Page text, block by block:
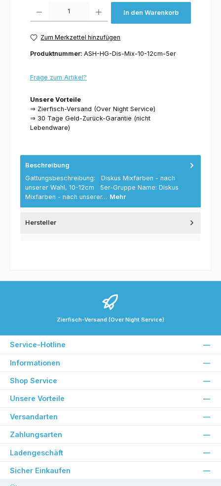
In den Warenkorb
Zum Merkzettel hinzufügen
Produktnummer: ASH-HG-Dis-Mix-10-12cm-5er
Frage zum Artikel?
Unsere Vorteile
⇒ Zierfisch-Versand (Over Night Service)
⇒ 30 Tage Geld-Zurück-Garantie (nicht
Lebendware)
Beschreibung
Gattungsbeschreibung: Diskus Mixfarben - nach
unserer Wahl, 10-12cm 5er-Gruppe Name: Diskus
Mixfarben - nach unserer… Mehr
Hersteller
Zierfisch-Versand (Over Night Service)
Service-Hotline
Informationen
Shop Service
Unsere Vorteile
Versandarten
Zahlungsarten
Ladengeschäft
Sicher Einkaufen